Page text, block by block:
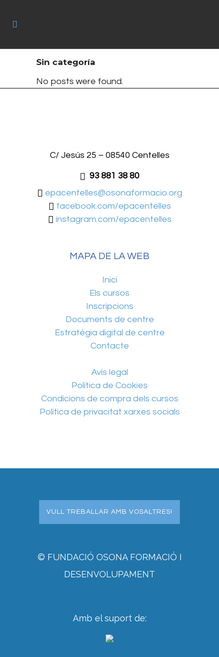
Sin categoría
No posts were found.
C/ Jesús 25 – 08540 Centelles
93 881 38 80
epacentelles@osonaformacio.org
facebook.com/epacentelles
instagram.com/epacentelles
MAPA DE LA WEB
Inici
Els cursos
Inscripcions
Documents de centre
Estratègia digital de centre
Contacte
Avís legal
Política de Cookies
Condicions de compra dels cursos
Política de privacitat xarxes socials
VULL TREBALLAR AMB VOSALTRES!
© FUNDACIÓ OSONA FORMACIÓ I
DESENVOLUPAMENT
Amb el suport de: